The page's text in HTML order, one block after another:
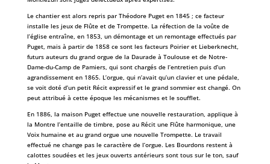
Le chantier est alors repris par Théodore Puget en 1845 ; ce facteur
installe les jeux de Flûte et de Trompette. La réfection de la voûte de
l’église entraîne, en 1853, un démontage et un remontage effectués par
Puget, mais à partir de 1858 ce sont les facteurs Poirier et Lieberknecht,
futurs auteurs du grand orgue de la Daurade à Toulouse et de Notre-
Dame-du-Camp de Pamiers, qui sont chargés de l’entretien puis d’un
agrandissement en 1865. L’orgue, qui n’avait qu’un clavier et une pédale,
se voit doté d’un petit Récit expressif et le grand sommier est changé. On
peut attribué à cette époque les mécanismes et le soufflet.
En 1886, la maison Puget effectue une nouvelle restauration, applique à
la Montre l’entaille de timbre, pose au Récit une Flûte harmonique, une
Voix humaine et au grand orgue une nouvelle Trompette. Le travail
effectué ne change pas le caractère de l’orgue. Les Bourdons restent à
calottes soudées et les jeux ouverts antérieurs sont tous sur le ton, sauf